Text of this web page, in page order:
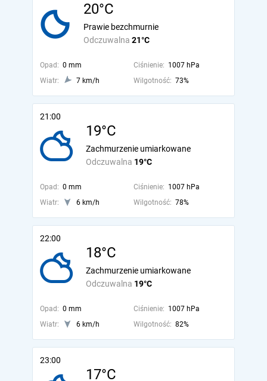
20°C
Odczuwalna 21°C
Prawie bezchmurnie
Opad: 0 mm Ciśnienie: 1007 hPa
Wiatr:
7 km/h Wilgotność: 73%
21:00
19°C
Odczuwalna 19°C
Zachmurzenie umiarkowane
Opad: 0 mm Ciśnienie: 1007 hPa
Wiatr:
6 km/h Wilgotność: 78%
22:00
18°C
Odczuwalna 19°C
Zachmurzenie umiarkowane
Opad: 0 mm Ciśnienie: 1007 hPa
Wiatr:
6 km/h Wilgotność: 82%
23:00
17°C